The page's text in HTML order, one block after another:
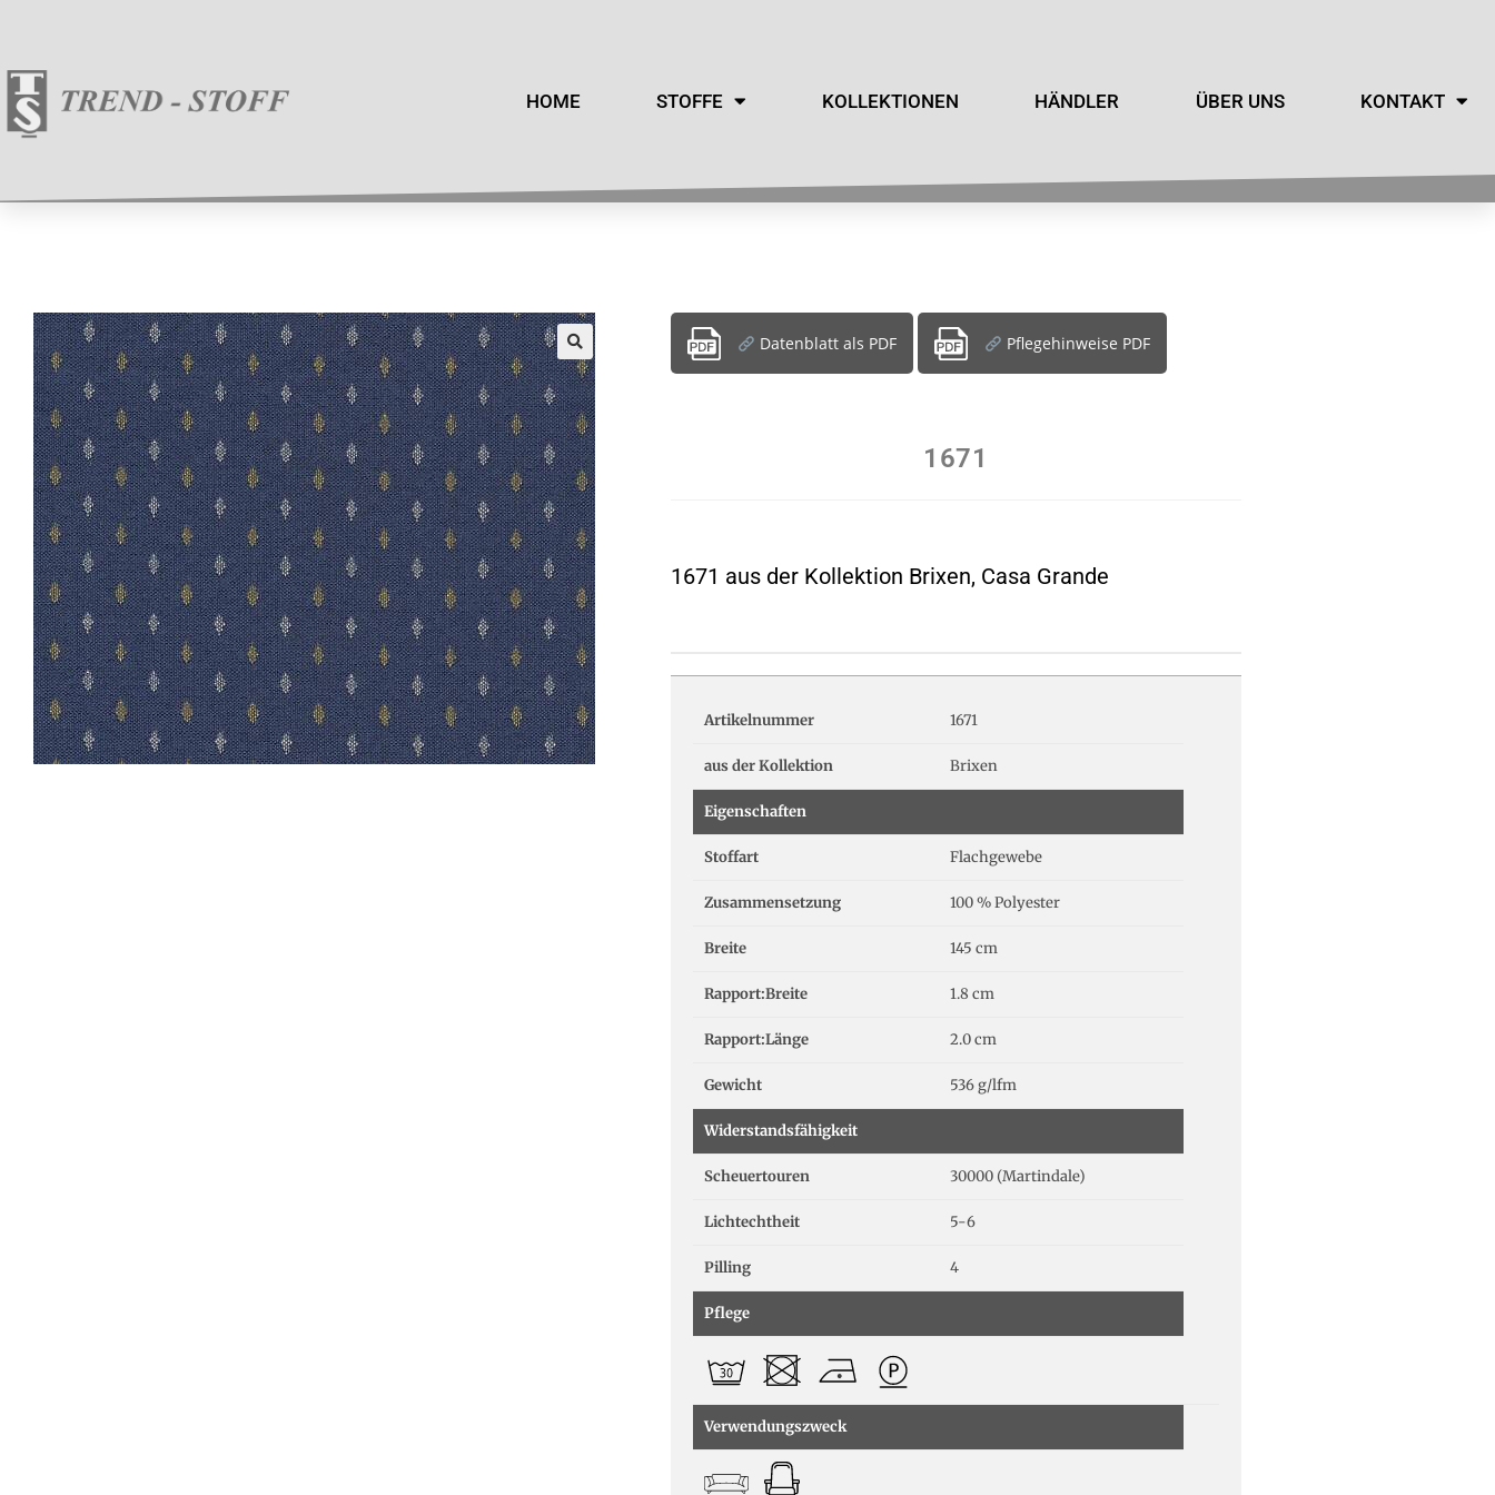
HOME STOFFE KOLLEKTIONEN HÄNDLER ÜBER UNS KONTAKT
Datenblatt als PDF Pflegehinweise PDF
1671
1671 aus der Kollektion Brixen, Casa Grande
Artikelnummer 1671
aus der Kollektion Brixen
Eigenschaften
Stoffart Flachgewebe
Zusammensetzung 100 % Polyester
Breite 145 cm
Rapport:Breite 1.8 cm
Rapport:Länge 2.0 cm
Gewicht 536 g/lfm
Widerstandsfähigkeit
Scheuertouren 30000 (Martindale)
Lichtechtheit 5-6
Pilling 4
Pflege
Verwendungszweck